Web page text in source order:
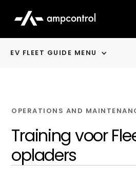
EV FLEET GUIDE MENU
OPERATIONS AND
Training voor
opladers